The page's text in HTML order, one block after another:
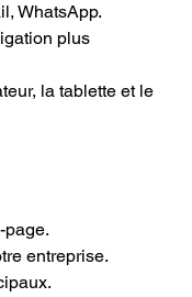
WhatsApp.
plus
la tablette et le
page.
entreprise.